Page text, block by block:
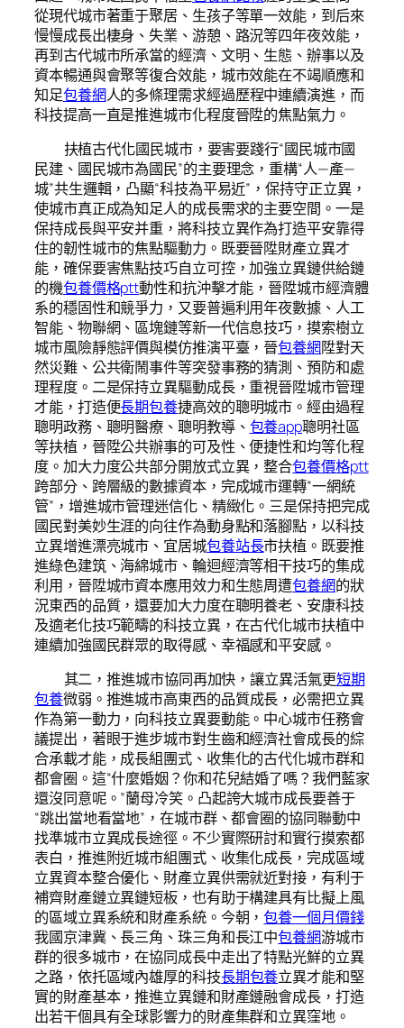
從現代城市著重于聚居、生孩子等單一效能，到后來
慢慢成長出棲身、失業、游憩、路況等四年夜效能，
再到古代城市所承當的經濟、文明、生態、辦事以及
資本暢通與會聚等復合效能，城市效能在不竭順應和
知足包養網人的多條理需求經過歷程中連續演進，而
科技提高一直是推進城市化程度晉陞的焦點氣力。
扶植古代化國民城市，要害要踐行“國民城市國
民建、國民城市為國民”的主要理念，重構“人—產—
城”共生邏輯，凸顯“科技為平易近”，保持守正立異，
使城市真正成為知足人的成長需求的主要空間。一是
保持成長與平安并重，將科技立異作為打造平安靠得
住的韌性城市的焦點驅動力。既要晉陞財產立異才
能，確保要害焦點技巧自立可控，加強立異鏈供給鏈
的機包養價格ptt動性和抗沖擊才能，晉陞城市經濟體
系的穩固性和競爭力，又要普遍利用年夜數據、人工
智能、物聯網、區塊鏈等新一代信息技巧，摸索樹立
城市風險靜態評價與模仿推演平臺，晉包養網陞對天
然災難、公共衛鬧事件等突發事務的猜測、預防和處
理程度。二是保持立異驅動成長，重視晉陞城市管理
才能，打造便長期包養捷高效的聰明城市。經由過程
聰明政務、聰明醫療、聰明教導、 包養app聰明社區
等扶植，晉陞公共辦事的可及性、便捷性和均等化程
度。加大力度公共部分開放式立異，整合包養價格ptt
跨部分、跨層級的數據資本，完成城市運轉“一網統
管”，增進城市管理迷信化、精緻化。三是保持把完成
國民對美妙生涯的向往作為動身點和落腳點，以科技
立異增進漂亮城市、宜居城包養站長市扶植。既要推
進綠色建筑、海綿城市、輪迴經濟等相干技巧的集成
利用，晉陞城市資本應用效力和生態周遭包養網的狀
況東西的品質，還要加大力度在聰明養老、安康科技
及適老化技巧範疇的科技立異，在古代化城市扶植中
連續加強國民群眾的取得感、幸福感和平安感。
其二，推進城市協同再加快，讓立異活氣更短期
包養微弱。推進城市高東西的品質成長，必需把立異
作為第一動力，向科技立異要動能。中心城市任務會
議提出，著眼于進步城市對生齒和經濟社會成長的綜
合承載才能，成長組團式、收集化的古代化城市群和
都會圈。這“什麼婚姻？你和花兒結婚了嗎？我們藍家
還沒同意呢。”蘭母冷笑。凸起誇大城市成長要善于
“跳出當地看當地”，在城市群、都會圈的協同聯動中
找準城市立異成長途徑。不少實際研討和實行摸索都
表白，推進附近城市組團式、收集化成長，完成區域
立異資本整合優化、財產立異供需就近對接，有利于
補齊財產鏈立異鏈短板，也有助于構建具有比擬上風
的區域立異系統和財產系統。今朝，包養一個月價錢
我國京津冀、長三角、珠三角和長江中包養網游城市
群的很多城市，在協同成長中走出了特點光鮮的立異
之路，依托區域內雄厚的科技長期包養立異才能和堅
實的財產基本，推進立異鏈和財產鏈融會成長，打造
出若干個具有全球影響力的財產集群和立異窪地。